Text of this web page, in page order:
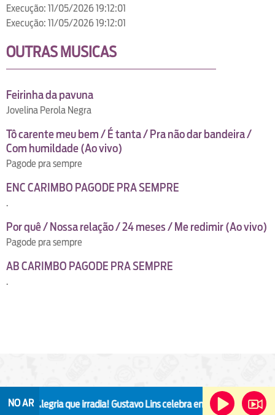
Execução: 11/05/2026 19:12:01
Execução: 11/05/2026 19:12:01
OUTRAS MUSICAS
Feirinha da pavuna
Jovelina Perola Negra
Tô carente meu bem / É tanta / Pra não dar bandeira /
Com humildade (Ao vivo)
Pagode pra sempre
ENC CARIMBO PAGODE PRA SEMPRE
.
Por quê / Nossa relação / 24 meses / Me redimir (Ao vivo)
Pagode pra sempre
AB CARIMBO PAGODE PRA SEMPRE
.
NO AR
Dia Alegria que irradia!Gustavo Lins celebra encontro de gerações